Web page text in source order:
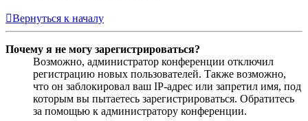
Вернуться к началу
Почему я не могу зарегистрироваться?
Возможно, администратор конференции отключил
регистрацию новых пользователей. Также возможно,
что он заблокировал ваш IP-адрес или запретил имя, под
которым вы пытаетесь зарегистрироваться. Обратитесь
за помощью к администратору конференции.